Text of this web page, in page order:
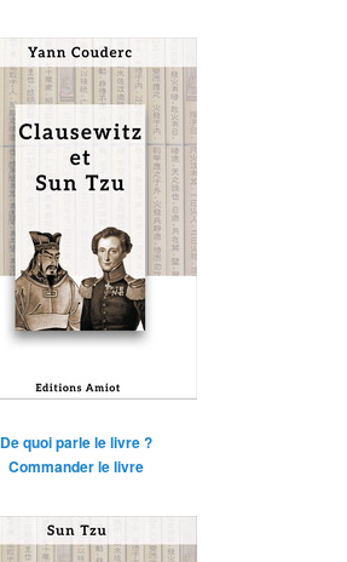
De quoi parle le livre ?
Commander le livre